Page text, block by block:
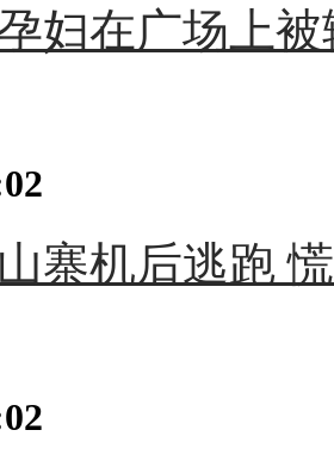
妇在广场上
寨机后逃跑